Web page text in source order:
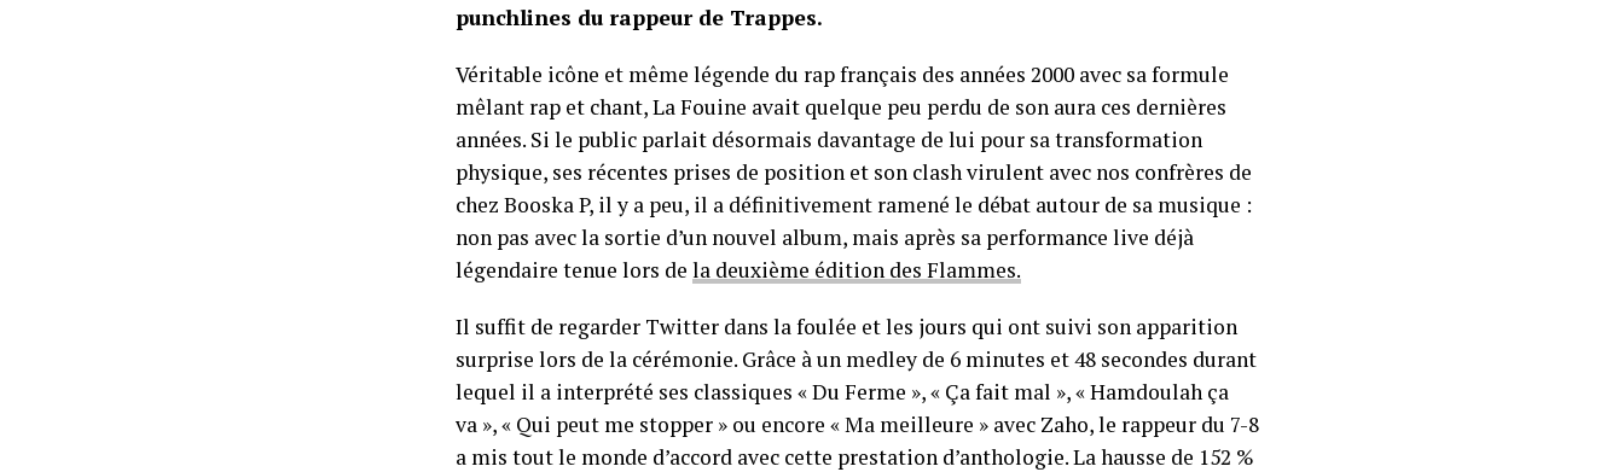
punchlines du rappeur de Trappes.
Véritable icône et même légende du rap français des années 2000 avec sa formule
mêlant rap et chant, La Fouine avait quelque peu perdu de son aura ces dernières
années. Si le public parlait désormais davantage de lui pour sa transformation
physique, ses récentes prises de position et son clash virulent avec nos confrères de
chez Booska P, il y a peu, il a définitivement ramené le débat autour de sa musique :
non pas avec la sortie d’un nouvel album, mais après sa performance live déjà
légendaire tenue lors de la deuxième édition des Flammes.
Il suffit de regarder Twitter dans la foulée et les jours qui ont suivi son apparition
surprise lors de la cérémonie. Grâce à un medley de 6 minutes et 48 secondes durant
lequel il a interprété ses classiques « Du Ferme », « Ça fait mal », « Hamdoulah ça
va », « Qui peut me stopper » ou encore « Ma meilleure » avec Zaho, le rappeur du 7-8
a mis tout le monde d’accord avec cette prestation d’anthologie. La hausse de 152 %